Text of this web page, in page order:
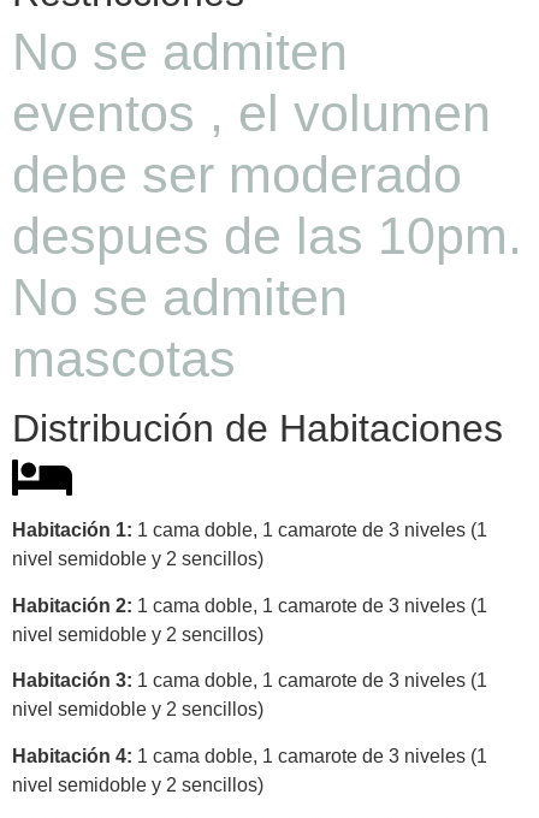
No se admiten
eventos , el volumen
debe ser moderado
despues de las 10pm.
No se admiten
mascotas
Distribución de Habitaciones
Habitación 1: 1 cama doble, 1 camarote de 3 niveles (1
nivel semidoble y 2 sencillos)
Habitación 2: 1 cama doble, 1 camarote de 3 niveles (1
nivel semidoble y 2 sencillos)
Habitación 3: 1 cama doble, 1 camarote de 3 niveles (1
nivel semidoble y 2 sencillos)
Habitación 4: 1 cama doble, 1 camarote de 3 niveles (1
nivel semidoble y 2 sencillos)